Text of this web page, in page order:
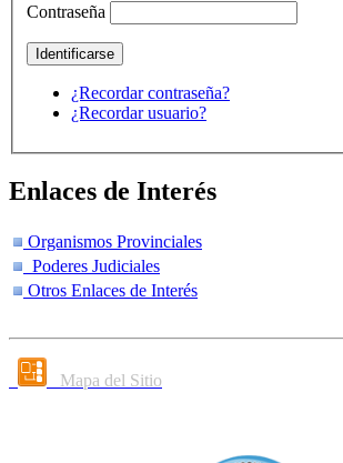
Contraseña
¿Recordar contraseña?
¿Recordar usuario?
Enlaces de Interés
Organismos Provinciales
Poderes Judiciales
Otros Enlaces de Interés
Mapa del Sitio